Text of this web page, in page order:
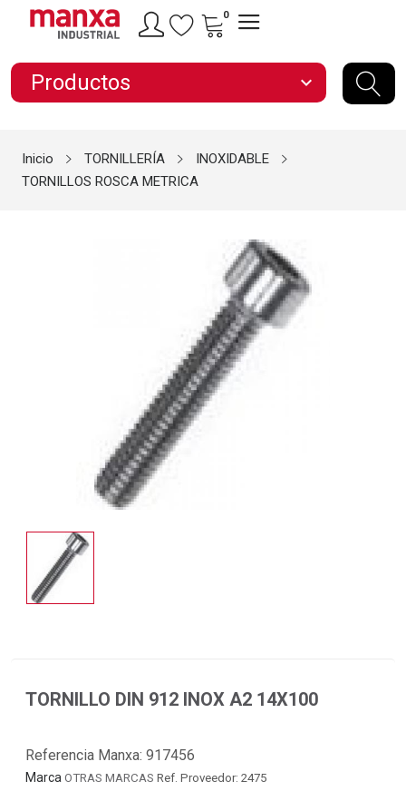
0
Productos expand_more
Inicio TORNILLERÍA
INOXIDABLE
TORNILLOS ROSCA METRICA
TORNILLO DIN 912 INOX A2 14X100
Referencia Manxa: 917456
Marca OTRAS MARCAS Ref. Proveedor: 2475